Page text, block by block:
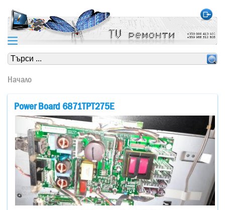
https://www.high-endrolex.com/24
Начало
Power Board 6871TPT275E